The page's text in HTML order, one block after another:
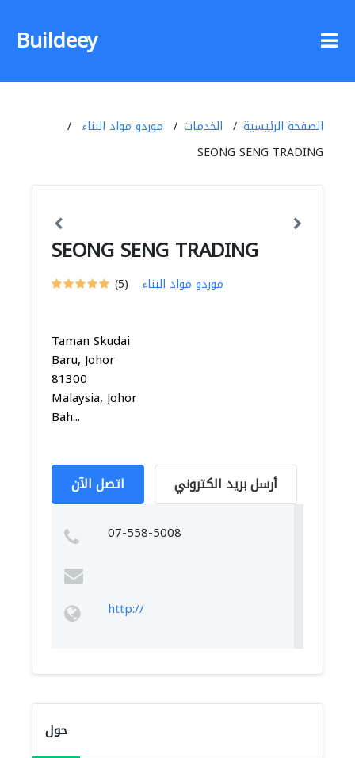
Buildeey
الصفحة الرئيسية الخدمات
موردو مواد البناء
SEONG SENG TRADING
SEONG SENG TRADING
(5) موردو مواد البناء
Taman Skudai
Baru, Johor
81300
Malaysia, Johor
Bah...
اتصل الآن أرسل بريد الكتروني
07-558-5008
http://
حول